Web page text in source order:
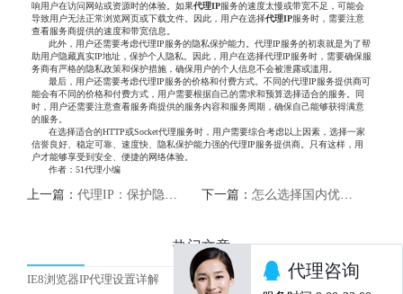
响用户在访问网站或资源时的体验。如果代理IP服务的速度太慢或带宽不足，可能会
导致用户无法正常浏览网页或下载文件。因此，用户在选择代理IP服务时，需要注意
查看服务商提供的速度和带宽信息。
此外，用户还需要考虑代理IP服务的隐私保护能力。代理IP服务的初衷就是为了帮
助用户隐藏真实IP地址，保护个人隐私。因此，用户在选择代理IP服务时，需要确保服
务商有严格的隐私政策和保护措施，确保用户的个人信息不会被泄露或滥用。
最后，用户还需要考虑代理IP服务的价格和付费方式。不同的代理IP服务提供商可
能会有不同的价格和付费方式，用户需要根据自己的需求和预算选择适合的服务。同
时，用户还需要注意查看服务商提供的服务内容和服务周期，确保自己能够获得满意
的服务。
在选择适合的HTTP或Socket代理服务时，用户需要综合考虑以上因素，选择一家
信誉良好、稳定可靠、速度快、隐私保护能力强的代理IP服务提供商。只有这样，用
户才能够享受到安全、便捷的网络体验。
作者：51代理小编
上一篇： 代理IP：保护隐私，畅游互联网 下一篇： 怎么选择国内优质HTTP代理IP
热门文章
IE8浏览器IP代理设置详解